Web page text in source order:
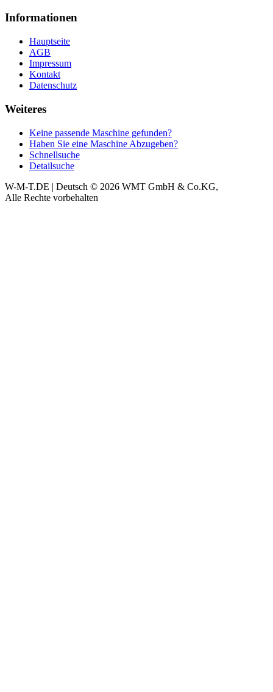
Informationen
Hauptseite
AGB
Impressum
Kontakt
Datenschutz
Weiteres
Keine passende Maschine gefunden?
Haben Sie eine Maschine Abzugeben?
Schnellsuche
Detailsuche
W-M-T.DE | Deutsch © 2026 WMT GmbH & Co.KG,
Alle Rechte vorbehalten